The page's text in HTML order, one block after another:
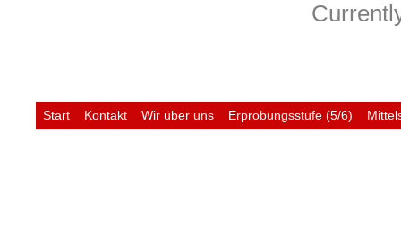
Start Kontakt Wir über uns Erprobungsstufe (5/6)